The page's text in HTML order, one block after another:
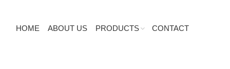
HOME ABOUT US PRODUCTS CONTACT